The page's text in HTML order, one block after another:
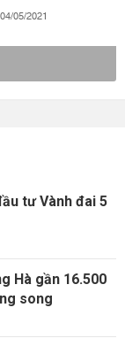
05/2021
tư Vành đai 5
Hà gần 16.500
song